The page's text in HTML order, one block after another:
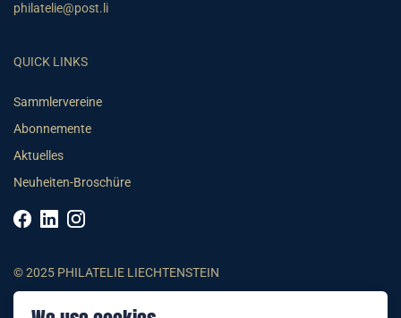
philatelie@post.li
QUICK LINKS
Sammlervereine
Abonnemente
Aktuelles
Neuheiten-Broschüre
© 2025 PHILATELIE LIECHTENSTEIN
AGB